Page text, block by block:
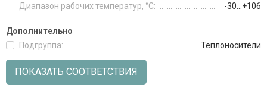
Диапазон рабочих температур, °С:
-30...+106
Дополнительно
Подгруппа:
Теплоносители
ПОКАЗАТЬ СООТВЕТСТВИЯ